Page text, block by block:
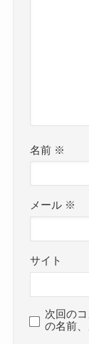
名前 ※
メール ※
サイト
次回の
の名前